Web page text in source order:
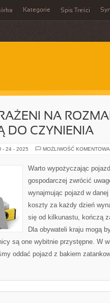
Kategorie Spis Treści
NA
DO CZYNIENIA
- 24 - 2025 MOŻLIWOŚĆ
Warto wypożyczając
gospodarczej zwrócić
wynajmując pojazd w
koszty za każdy dzień
się od kilkunastu, kończą
Dla obywateli kraju mogą
są one wybitnie przystępne. W
oddać pojazd z bakiem